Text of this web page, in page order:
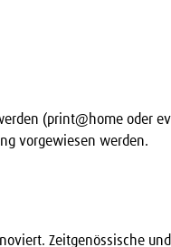
(print@home oder
vorgewiesen werden.
Zeitgenössische